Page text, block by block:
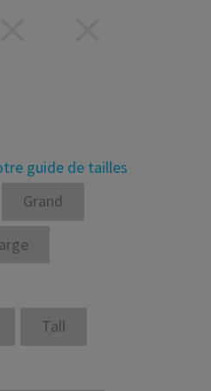
guide de tailles
Grand
Tall